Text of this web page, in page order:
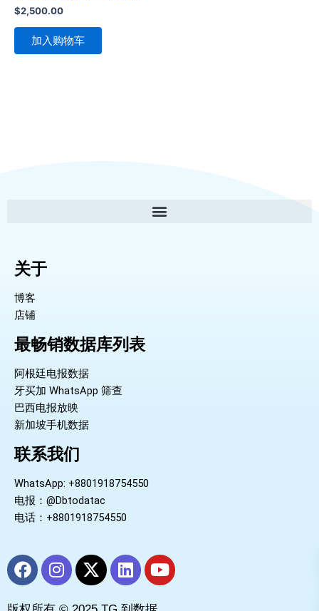
$2,500.00
加入购物车
关于
博客
店铺
最畅销数据库列表
阿根廷电报数据
牙买加 WhatsApp 筛查
巴西电报放映
新加坡手机数据
联系我们
WhatsApp: +8801918754550
电报：@Dbtodatac
电话：+8801918754550
F
a
I
n
X
-
L
i
Y
o